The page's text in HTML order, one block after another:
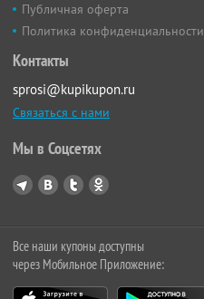
Публичная оферта
Политика конфиденциальности
Контакты
sprosi@kupikupon.ru
Связаться с нами
Мы в Соцсетях
Все наши купоны доступны
через Мобильное Приложение: